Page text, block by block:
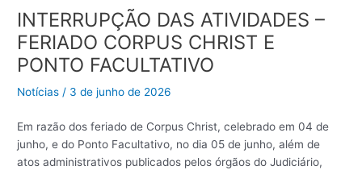
INTERRUPÇÃO DAS ATIVIDADES –
FERIADO CORPUS CHRIST E
PONTO FACULTATIVO
Notícias / 3 de junho de 2026
Em razão dos feriado de Corpus Christ, celebrado em 04 de
junho, e do Ponto Facultativo, no dia 05 de junho, além de
atos administrativos publicados pelos órgãos do Judiciário,